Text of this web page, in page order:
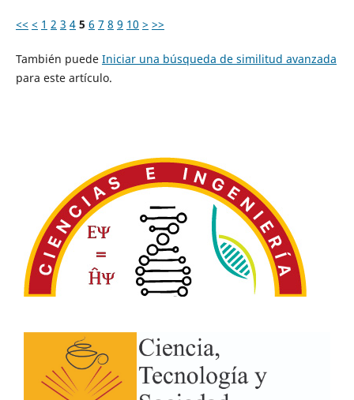
<< < 1 2 3 4 5 6 7 8 9 10 > >>
También puede Iniciar una búsqueda de similitud avanzada
para este artículo.